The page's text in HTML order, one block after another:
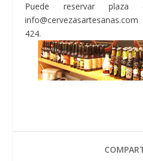
Puede reservar
424.